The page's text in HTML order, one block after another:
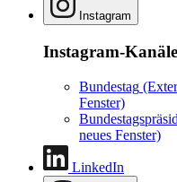
Instagram
Instagram-Kanäle
Bundestag
Fenster)
neues Fenster)
LinkedIn